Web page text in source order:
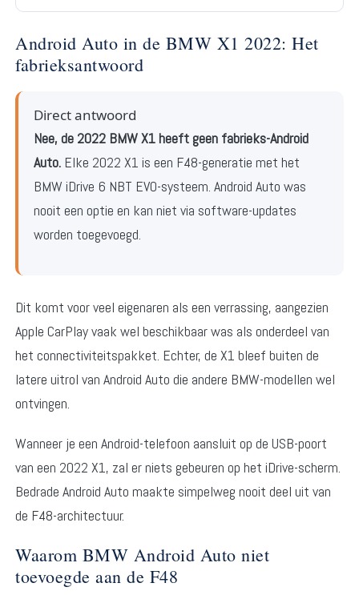
Android Auto in de BMW X1 2022: Het
fabrieksantwoord
Direct antwoord
Nee, de 2022 BMW X1 heeft geen fabrieks-Android
Auto. Elke 2022 X1 is een F48-generatie met het
BMW iDrive 6 NBT EVO-systeem. Android Auto was
nooit een optie en kan niet via software-updates
worden toegevoegd.
Dit komt voor veel eigenaren als een verrassing, aangezien
Apple CarPlay vaak wel beschikbaar was als onderdeel van
het connectiviteitspakket. Echter, de X1 bleef buiten de
latere uitrol van Android Auto die andere BMW-modellen wel
ontvingen.
Wanneer je een Android-telefoon aansluit op de USB-poort
van een 2022 X1, zal er niets gebeuren op het iDrive-scherm.
Bedrade Android Auto maakte simpelweg nooit deel uit van
de F48-architectuur.
Waarom BMW Android Auto niet
toevoegde aan de F48